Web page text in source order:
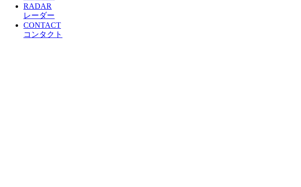
RADAR
レーダー
CONTACT
コンタクト